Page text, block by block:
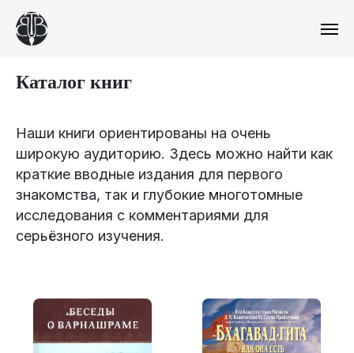
Каталог книг
Наши книги ориентированы на очень
широкую аудиторию. Здесь можно найти как
краткие вводные издания для первого
знакомства, так и глубокие многотомные
исследования с комментариями для
серьёзного изучения.